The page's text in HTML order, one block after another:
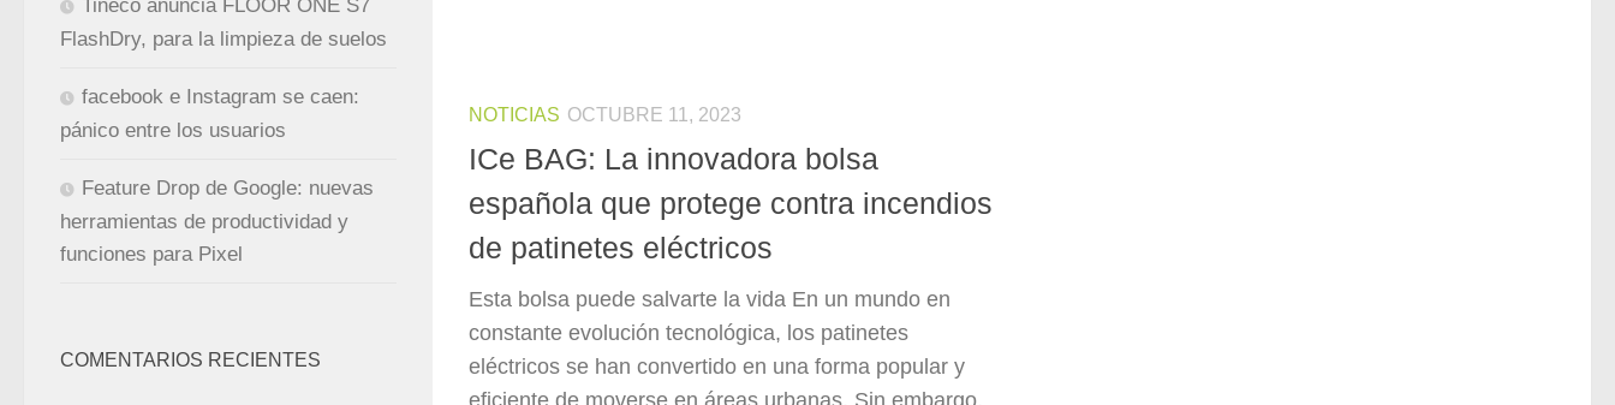
NOTICIAS OCTUBRE 11, 2023
ICe BAG: La innovadora bolsa
española que protege contra incendios
de patinetes eléctricos
Esta bolsa puede salvarte la vida En un mundo en
constante evolución tecnológica, los patinetes
eléctricos se han convertido en una forma popular y
eficiente de moverse en áreas urbanas. Sin embargo,
Tineco anuncia FLOOR ONE S7
FlashDry, para la limpieza de suelos
facebook e Instagram se caen:
pánico entre los usuarios
Feature Drop de Google: nuevas
herramientas de productividad y
funciones para Pixel
COMENTARIOS RECIENTES